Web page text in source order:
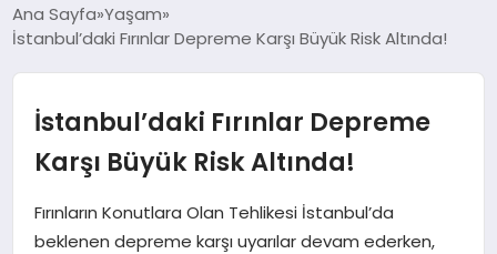
YAŞAM
EKONOMI
GÜNDEM
Ana Sayfa Yaşam
İstanbul’daki Fırınlar Depreme Karşı Büyük Risk Altında!
İstanbul’daki Fırınlar Depreme
Karşı Büyük Risk Altında!
Fırınların Konutlara Olan Tehlikesi İstanbul’da
beklenen depreme karşı uyarılar devam ederken,